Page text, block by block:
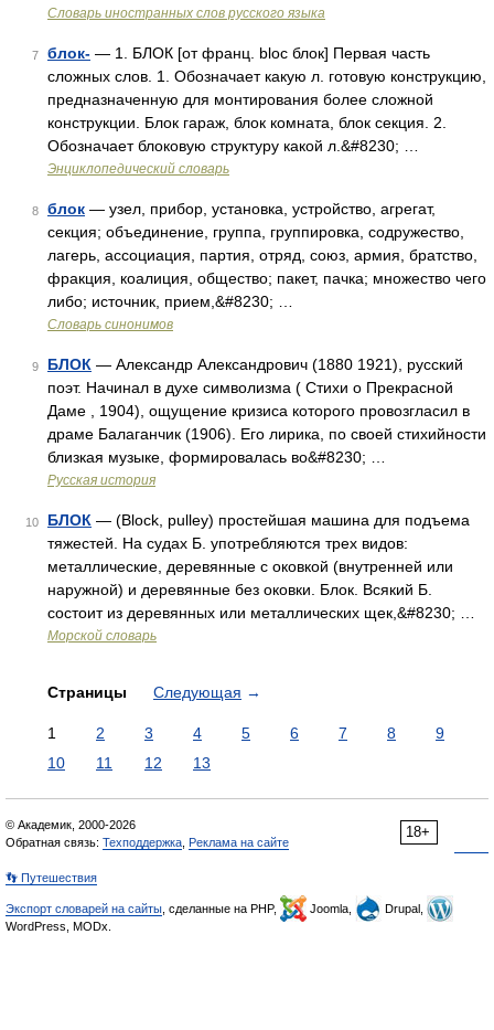
Словарь иностранных слов русского языка
7 блок- — 1. БЛОК [от франц. bloc блок] Первая часть
сложных слов. 1. Обозначает какую л. готовую конструкцию,
предназначенную для монтирования более сложной
конструкции. Блок гараж, блок комната, блок секция. 2.
Обозначает блоковую структуру какой л.&#8230; …
Энциклопедический словарь
8 блок — узел, прибор, установка, устройство, агрегат,
секция; объединение, группа, группировка, содружество,
лагерь, ассоциация, партия, отряд, союз, армия, братство,
фракция, коалиция, общество; пакет, пачка; множество чего
либо; источник, прием,&#8230; …
Словарь синонимов
9 БЛОК — Александр Александрович (1880 1921), русский
поэт. Начинал в духе символизма ( Стихи о Прекрасной
Даме , 1904), ощущение кризиса которого провозгласил в
драме Балаганчик (1906). Его лирика, по своей стихийности
близкая музыке, формировалась во&#8230; …
Русская история
10 БЛОК — (Block, pulley) простейшая машина для подъема
тяжестей. На судах Б. употребляются трех видов:
металлические, деревянные с оковкой (внутренней или
наружной) и деревянные без оковки. Блок. Всякий Б.
состоит из деревянных или металлических щек,&#8230; …
Морской словарь
Страницы Следующая →
1 2 3 4 5 6 7 8
9
10
11 12 13
18+
© Академик, 2000-2026
Обратная связь: Техподдержка Реклама на сайте
👣 Путешествия
Экспорт словарей на сайты , сделанные на PHP, Joomla,
Drupal,
WordPress, MODx.